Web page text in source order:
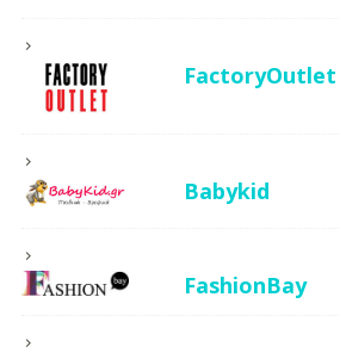
FactoryOutlet
Babykid
FashionBay